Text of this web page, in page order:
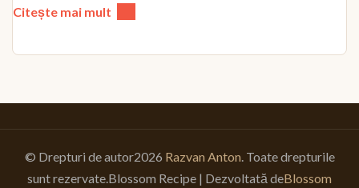
Citește mai mult
© Drepturi de autor2026 Razvan Anton . Toate drepturile
sunt rezervate. Blossom Recipe | Dezvoltată deBlossom